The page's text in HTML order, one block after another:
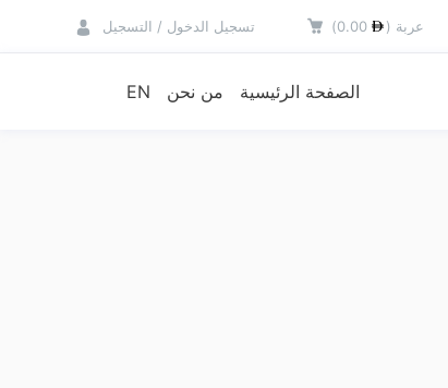
عربة (
) تسجيل الدخول / التسجيل
الصفحة الرئيسية من نحن EN